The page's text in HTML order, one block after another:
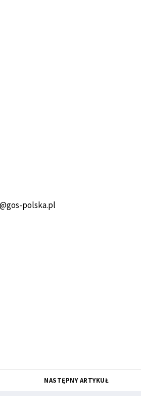
polska.pl
NASTĘPNY ARTYKUŁ